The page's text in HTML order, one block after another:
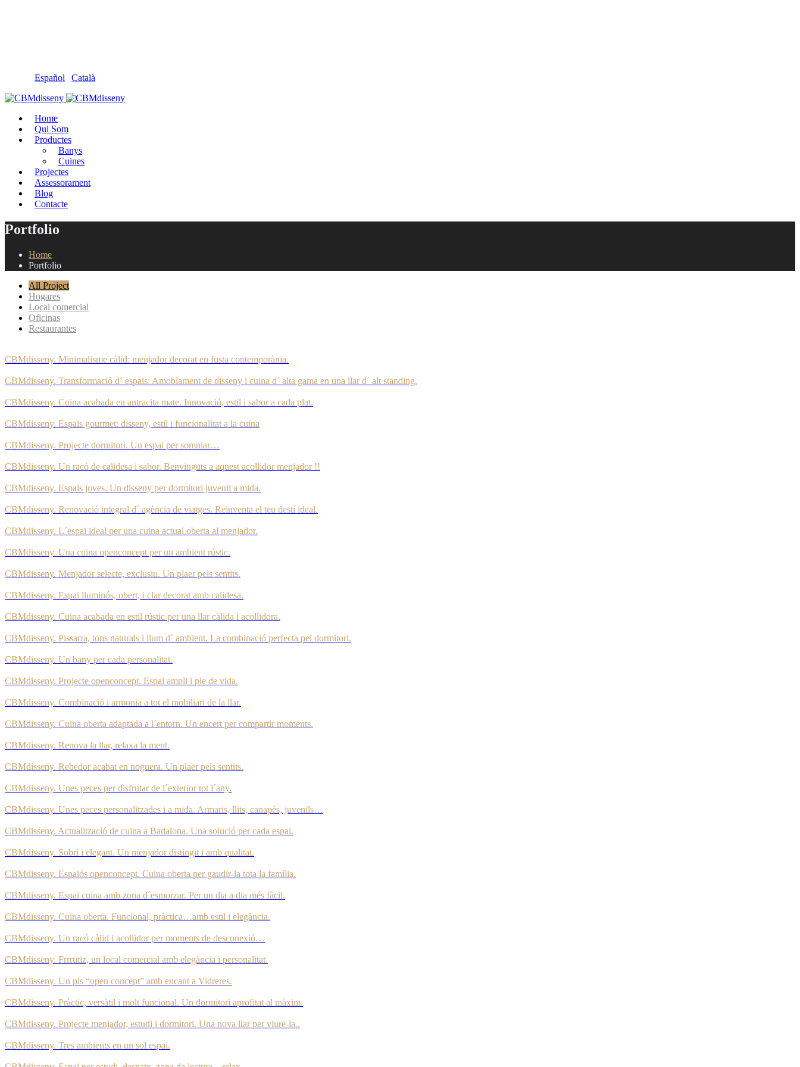
Español Català
Home
Qui Som
Productes
Banys
Cuines
Projectes
Assessorament
Blog
Contacte
Portfolio
Home
Portfolio
All Project
Hogares
Local comercial
Oficinas
Restaurantes
CBMdisseny. Minimalisme càlid: menjador decorat en fusta contemporània.
CBMdisseny. Transformació d´ espais: Amoblament de disseny i cuina d´ alta gama en una llar d´ alt standing.
CBMdisseny. Cuina acabada en antracita mate. Innovació, estil i sabor a cada plat.
CBMdisseny. Espais gourmet: disseny, estil i funcionalitat a la cuina
CBMdisseny. Projecte dormitori. Un espai per somniar…
CBMdisseny. Un racó de calidesa i sabor. Benvinguts a aquest acollidor menjador !!
CBMdisseny. Espais joves. Un disseny per dormitori juvenil a mida.
CBMdisseny. Renovació integral d´ agència de viatges. Reinventa el teu destí ideal.
CBMdisseny. L´espai ideal per una cuina actual oberta al menjador.
CBMdisseny. Una cuina openconcept per un ambient rústic.
CBMdisseny. Menjador selecte, exclusiu. Un plaer pels sentits.
CBMdisseny. Espai lluminós, obert, i clar decorat amb calidesa.
CBMdisseny. Cuina acabada en estil rústic per una llar càlida i acollidora.
CBMdisseny. Pissarra, tons naturals i llum d´ ambient. La combinació perfecta pel dormitori.
CBMdisseny. Un bany per cada personalitat.
CBMdisseny. Projecte openconcept. Espai ampli i ple de vida.
CBMdisseny. Combinació i armonia a tot el mobiliari de la llar.
CBMdisseny. Cuina oberta adaptada a l´entorn. Un encert per compartir moments.
CBMdisseny. Renova la llar, relaxa la ment.
CBMdisseny. Rebedor acabat en noguera. Un plaer pels sentits.
CBMdisseny. Unes peces per disfrutar de l´exterior tot l´any.
CBMdisseny. Unes peces personalitzades i a mida. Armaris, llits, canapés, juvenils…
CBMdisseny. Actualització de cuina a Badalona. Una solució per cada espai.
CBMdisseny. Sobri i elegant. Un menjador distingit i amb qualitat.
CBMdisseny. Espaiós openconcept. Cuina oberta per gaudir-la tota la família.
CBMdisseny. Espai cuina amb zona d´esmorzar. Per un dia a dia més fàcil.
CBMdisseny. Cuina oberta. Funcional, pràctica…amb estil i elegància.
CBMdisseny. Un racó càlid i acollidor per moments de desconexió…
CBMdisseny. Frrrutiz, un local comercial amb elegància i personalitat.
CBMdisseny. Un pis “open concept” amb encant a Vidreres.
CBMdisseny. Pràctic, versàtil i molt funcional. Un dormitori aprofitat al màxim.
CBMdisseny. Projecte menjador, estudi i dormitori. Una nova llar per viure-la..
CBMdisseny. Tres ambients en un sol espai.